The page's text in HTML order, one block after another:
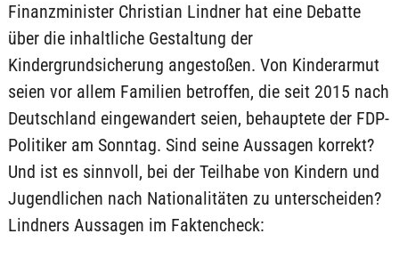
Finanzminister Christian Lindner hat eine Debatte
über die inhaltliche Gestaltung der
Kindergrundsicherung angestoßen. Von Kinderarmut
seien vor allem Familien betroffen, die seit 2015 nach
Deutschland eingewandert seien, behauptete der FDP-
Politiker am Sonntag. Sind seine Aussagen korrekt?
Und ist es sinnvoll, bei der Teilhabe von Kindern und
Jugendlichen nach Nationalitäten zu unterscheiden?
Lindners Aussagen im Faktencheck: